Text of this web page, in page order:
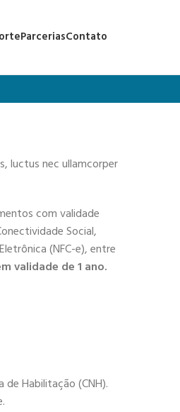
ParceriasContato
luctus nec ullamcorper
com validade
Social,
(NFC-e), entre
validade de 1 ano.
Habilitação (CNH).